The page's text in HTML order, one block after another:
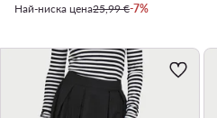
Най-ниска цена25,99 €-7%